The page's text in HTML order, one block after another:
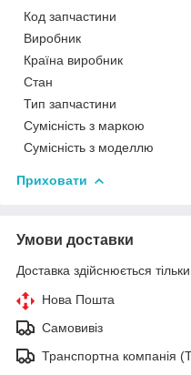
Код запчастини
Виробник
Країна виробник
Стан
Тип запчастини
Сумісність з маркою
Сумісність з моделлю
Приховати
Умови доставки
Доставка здійснюється
Нова Пошта
Самовивіз
Транспортна компанія